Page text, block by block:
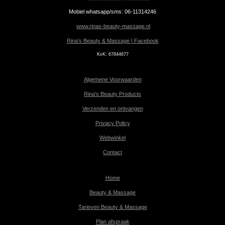
Mobiel whatsapp/sms: 06-11314246
www.rinas-beauty-massage.nl
Rina's Beauty & Massage | Facebook
KvK: 67844677
Algemene Voorwaarden
Rina's Beauty Products
Verzenden en ontvangen
Privacy Policy
Webwinkel
Contact
Home
Beauty & Massage
Tarieven Beauty & Massage
Plan afspraak